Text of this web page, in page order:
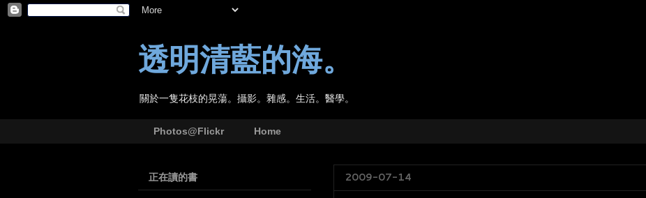
透明清藍的海。
關於一隻花枝的晃蕩。攝影。雜感。生活。醫學。
Photos@Flickr Home
2009-07-14
正在讀的書